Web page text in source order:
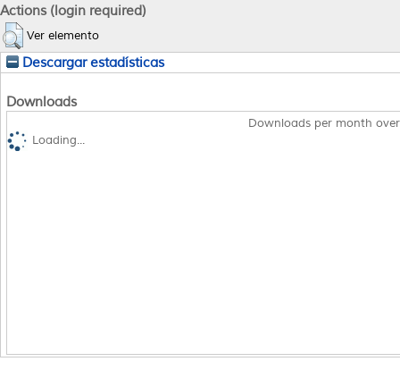
Actions (login required)
Ver elemento
Descargar estadísticas
Downloads
Downloads per month
Loading...